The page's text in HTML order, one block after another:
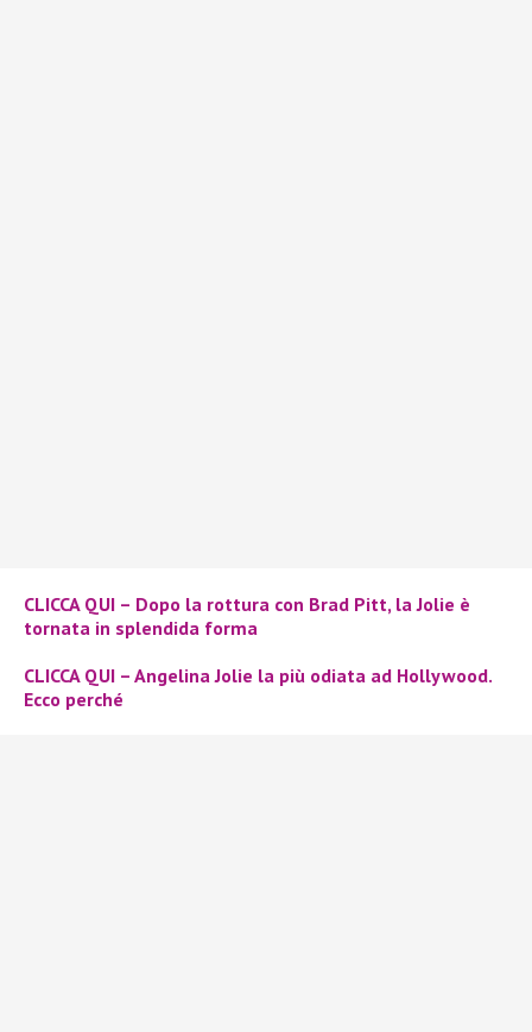
CLICCA QUI – Dopo la rottura con Brad Pitt, la Jolie è
tornata in splendida forma
CLICCA QUI – Angelina Jolie la più odiata ad Hollywood.
Ecco perché